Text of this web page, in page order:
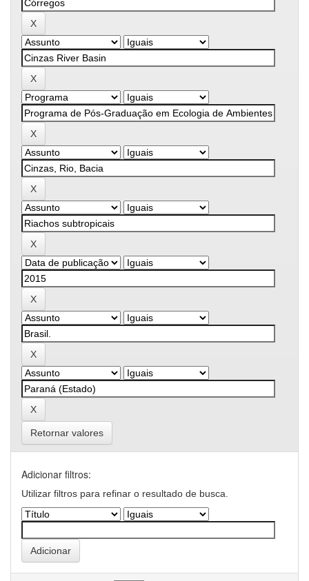
Retornar valores
Adicionar filtros:
Utilizar filtros para refinar o resultado de busca.